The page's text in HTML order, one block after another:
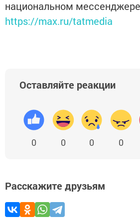
национальном
https://max.ru/tatmedia
Оставляйте реакции
0 0 0 0
Расскажите друзьям